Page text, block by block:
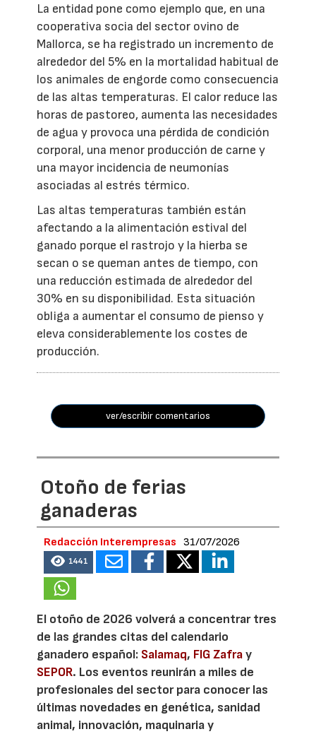
La entidad pone como ejemplo que, en una
cooperativa socia del sector ovino de
Mallorca, se ha registrado un incremento de
alrededor del 5% en la mortalidad habitual de
los animales de engorde como consecuencia
de las altas temperaturas. El calor reduce las
horas de pastoreo, aumenta las necesidades
de agua y provoca una pérdida de condición
corporal, una menor producción de carne y
una mayor incidencia de neumonías
asociadas al estrés térmico.
Las altas temperaturas también están
afectando a la alimentación estival del
ganado porque el rastrojo y la hierba se
secan o se queman antes de tiempo, con
una reducción estimada de alrededor del
30% en su disponibilidad. Esta situación
obliga a aumentar el consumo de pienso y
eleva considerablemente los costes de
producción.
ver/escribir comentarios
Otoño de ferias
ganaderas
Redacción Interempresas 31/07/2026
1441
El otoño de 2026 volverá a concentrar tres
de las grandes citas del calendario
ganadero español: Salamaq, FIG Zafray
SEPOR. Los eventos reunirán a miles de
profesionales del sector para conocer las
últimas novedades en genética, sanidad
animal, innovación, maquinaria y